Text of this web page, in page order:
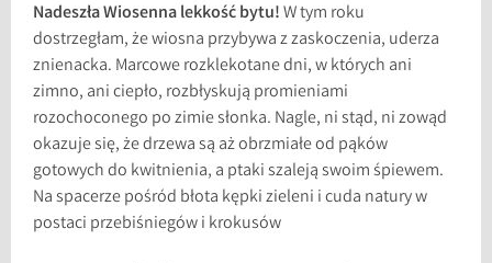
Nadeszła Wiosenna lekkość bytu!W tym roku
dostrzegłam, że wiosna przybywa z zaskoczenia, uderza
znienacka. Marcowe rozklekotane dni, w których ani
zimno, ani ciepło, rozbłyskują promieniami
rozochoconego po zimie słonka. Nagle, ni stąd, ni zowąd
okazuje się, że drzewa są aż obrzmiałe od pąków
gotowych do kwitnienia, a ptaki szaleją swoim śpiewem.
Na spacerze pośród błota kępki zieleni i cuda natury w
postaci przebiśniegów i krokusów